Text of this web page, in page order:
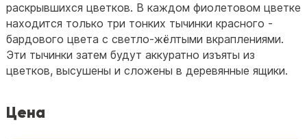
раскрывшихся цветков. В каждом фиолетовом цветке
находится только три тонких тычинки красного -
бардового цвета с светло-жёлтыми вкраплениями.
Эти тычинки затем будут аккуратно изъяты из
цветков, высушены и сложены в деревянные ящики.
Цена